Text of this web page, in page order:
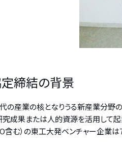
締結の背景
の産業の核となりうる新産業分野
成果または⼈的資源を活⽤して起
含む）の東工大発ベンチャー企業は